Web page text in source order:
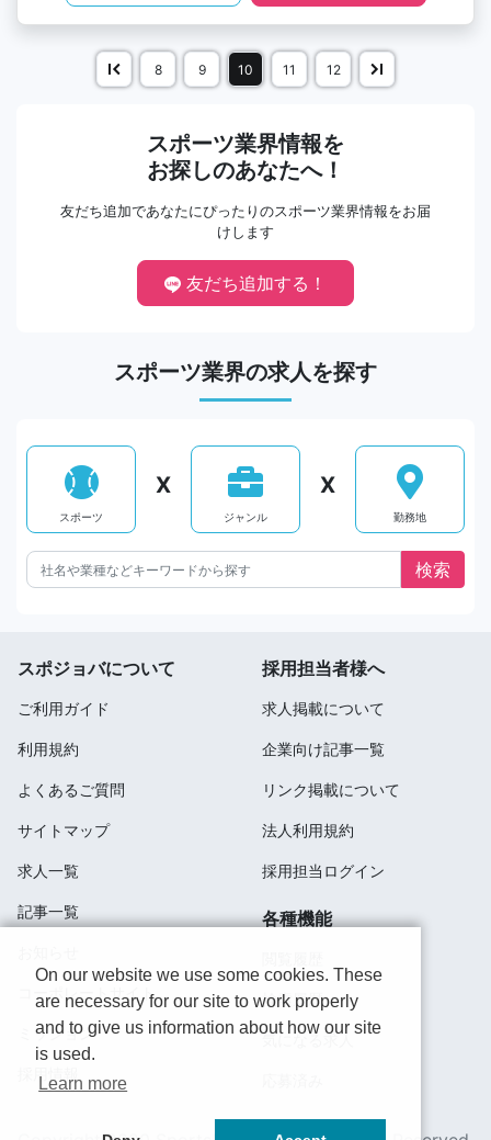
8 9 10 11 12
スポーツ業界情報を
お探しのあなたへ！
友だち追加であなたにぴったりのスポーツ業界情報をお届
けします
友だち追加する！
スポーツ業界の求人を探す
スポーツ
X
ジャンル
X
勤務地
スポジョバについて
ご利用ガイド
利用規約
よくあるご質問
サイトマップ
求人一覧
記事一覧
コーポレートサイト
ミッション
採用情報
採用担当者様へ
求人掲載について
企業向け記事一覧
リンク掲載について
法人利用規約
採用担当ログイン
各種機能
検索履歴
気になる求人
On our website we use some cookies. These
are necessary for our site to work properly
and to give us information about how our site
is used.
Learn more